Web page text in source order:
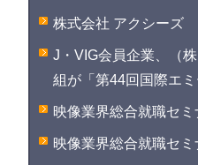
株式会社 アクシーズ
J・VIG会員企業、（
組が「第44回国際エ
映像業界総合就職セ
映像業界総合就職セ